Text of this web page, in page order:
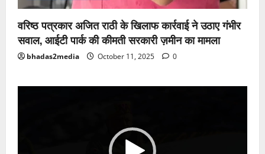
वरिष्ठ पत्रकार अजित राठी के खिलाफ कार्रवाई ने उठाए गंभीर
सवाल, आईटी पार्क की कीमती सरकारी ज़मीन का मामला
bhadas2media October 11, 2025 0